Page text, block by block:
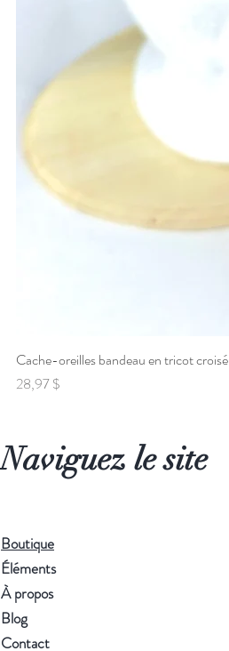
Cache-oreilles bandeau en tricot croisé
Prix
28,97 $
Naviguez le site
Boutique
Éléments
À propos
Blog
Contact